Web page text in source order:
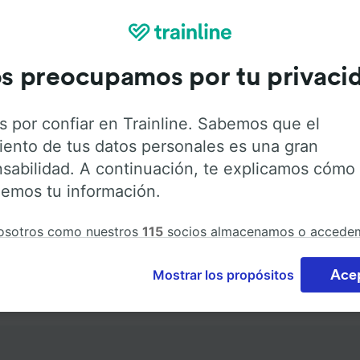
14789 Wusterwitz
Deutschland
preocupamos por tu
por confiar en Trainline. Sabemos que el
de tus datos personales es una gran
A continuación, te explicamos cómo
tu información.
como nuestros 115 socios almacenamos o
datos personales. Puedes aceptar o administrar tus
haciendo clic abajo, incluido el derecho de oposición
tu interés legítimo o, en cualquier momento, a través
Mostrar los propósitos